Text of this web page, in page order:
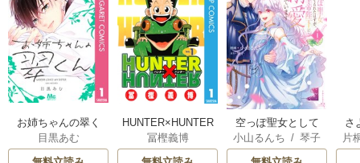
お姉ちゃんの翠く
ん
目黒あむ
HUNTER×HUNTER
モノクロ版
冨樫義博
空っぽ聖女として
捨てられたはず
が、嫁ぎ先の皇帝
小山るんち /琴子
さ
冷
片